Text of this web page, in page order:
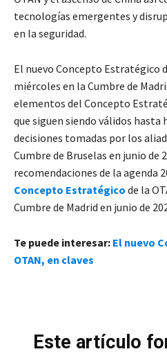
tecnologías emergentes y
en la seguridad.
El nuevo Concepto Estratégico
miércoles en la Cumbre de
elementos del Concepto
que siguen siendo válidos hasta
decisiones tomadas por los
Cumbre de Bruselas en junio de
recomendaciones de la agenda
Concepto Estratégico de la
Cumbre de Madrid en junio de
Te puede interesar: El nuevo
OTAN, en claves
Este artículo